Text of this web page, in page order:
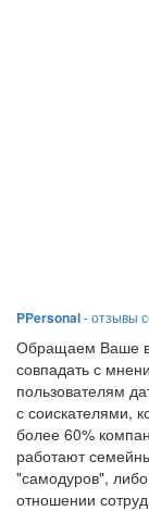
PPersonal- отзывы
Обращаем Ваше
совпадать с
пользователям
с соискателями,
более 60%
работают
"самодуров",
отношении